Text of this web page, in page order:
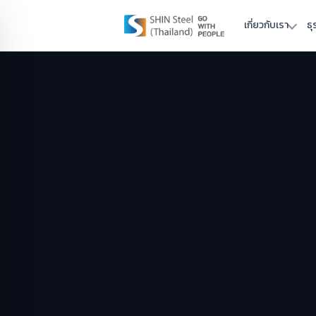
เกี่ยวกับเรา ธุ